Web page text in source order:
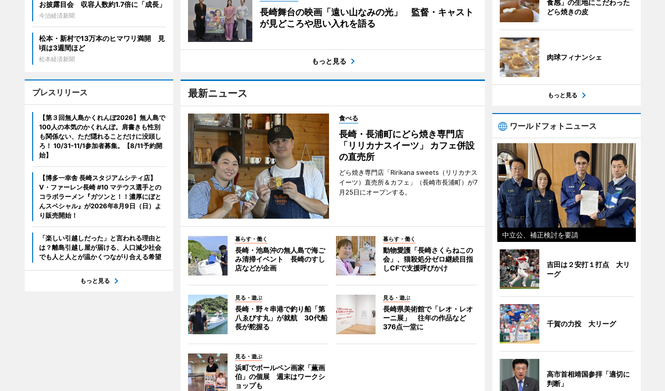
長崎舞台の映画「遠い山なみの光」 監督・キャスト
が見どころや思い入れを語る
もっと見る
最新ニュース
食べる
長崎・長浦町にどら焼き専門店
「リリカナスイーツ」 カフェ併設
の直売所
どら焼き専門店「Ririkana sweets（リリカナス
イーツ）直売所＆カフェ」（長崎市長浦町）が7
月25日にオープンする。
暮らす・働く
長崎・池島沖の無人島で海ご
み清掃イベント 長崎のすし
店などが企画
暮らす・働く
動物愛護「長崎さくらねこの
会」、猫殺処分ゼロ継続目指
しCFで支援呼びかけ
見る・遊ぶ
長崎・野々串港で釣り船「第
八ゑびす丸」が就航 30代船
長が舵握る
見る・遊ぶ
長崎県美術館で「レオ・レオ
ーニ展」 往年の作品など
376点一堂に
見る・遊ぶ
浜町でボールペン画家「薫画
伯」の個展 週末はワークシ
ョップも
お披露目会 収容人数約1.7倍に「成長」
今治経済新聞
松本・新村で13万本のヒマワリ満開 見
頃は3週間ほど
松本経済新聞
プレスリリース
【第３回無人島かくれんぼ2026】無人島で
100人の本気のかくれんぼ。肩書きも性別
も関係ない、ただ隠れることだけに没頭し
ろ！ 10/31-11/1参加者募集。【8/11予約開
始】
【博多一幸舎 長崎スタジアムシティ店】
V・ファーレン長崎 #10 マテウス選手との
コラボラーメン『ガツンと！！濃厚にぼと
んスペシャル』が2026年8月9日（日）よ
り販売開始！
「楽しい引越しだった」と言われる理由と
は？離島引越し屋が届ける、人口減少社会
でも人と人とが温かくつながり合える希望
もっと見る
食感」の生地にこだわった
どら焼きの皮
肉球フィナンシェ
もっと見る
ワールドフォトニュース
中立公、補正検討を要請
吉田は２安打１打点 大リ
ーグ
千賀の力投 大リーグ
高市首相靖国参拝「適切に
判断」